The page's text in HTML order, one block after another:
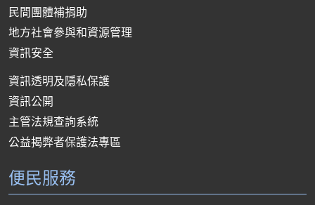
民間團體補捐助
地方社會參與和資源管理
資訊安全
資訊透明及隱私保護
資訊公開
主管法規查詢系統
公益揭弊者保護法專區
便民服務